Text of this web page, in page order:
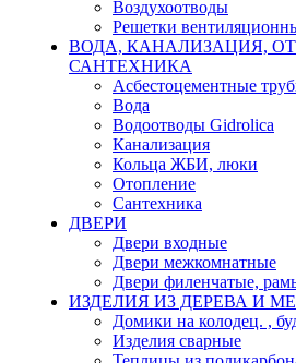
Воздухоотводы
Решетки
ВОДА, КАНАЛИЗАЦИЯ,
САНТЕХНИКА
Асбестоцементные
Вода
Водоотводы Gidrolica
Канализация
Кольца ЖБИ, люки
Отопление
Сантехника
ДВЕРИ
Двери входные
Двери межкомнатные
Двери филенчатые,
ИЗДЕЛИЯ ИЗ ДЕРЕВА И
Домики на колодец. ,
Изделия сварные